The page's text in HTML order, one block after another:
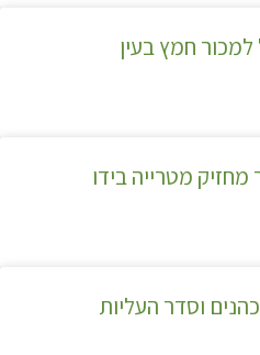
חמץ בעין
מטרייה בידו
וסדר העליות